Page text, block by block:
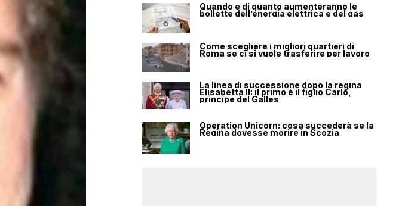
Quando e di quanto aumenteranno le
bollette dell’energia elettrica e del gas
Come scegliere i migliori quartieri di
Roma se ci si vuole trasferire per lavoro
La linea di successione dopo la regina
Elisabetta II: il primo è il figlio Carlo,
principe del Galles
Operation Unicorn: cosa succederà se la
Regina dovesse morire in Scozia